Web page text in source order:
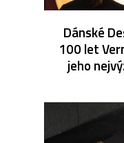
Dánské
100 let
jeho